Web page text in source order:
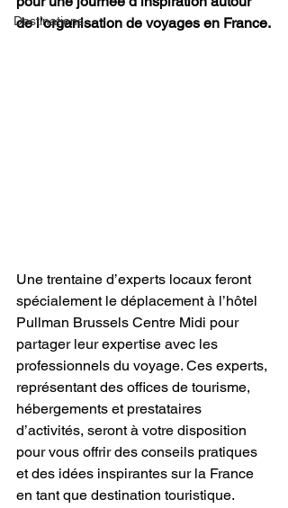
Destinations
de l’organisation de voyages en France.
Une trentaine d’experts locaux feront
spécialement le déplacement à l’hôtel
Pullman Brussels Centre Midi pour
partager leur expertise avec les
professionnels du voyage. Ces experts,
représentant des offices de tourisme,
hébergements et prestataires
d’activités, seront à votre disposition
pour vous offrir des conseils pratiques
et des idées inspirantes sur la France
en tant que destination touristique.